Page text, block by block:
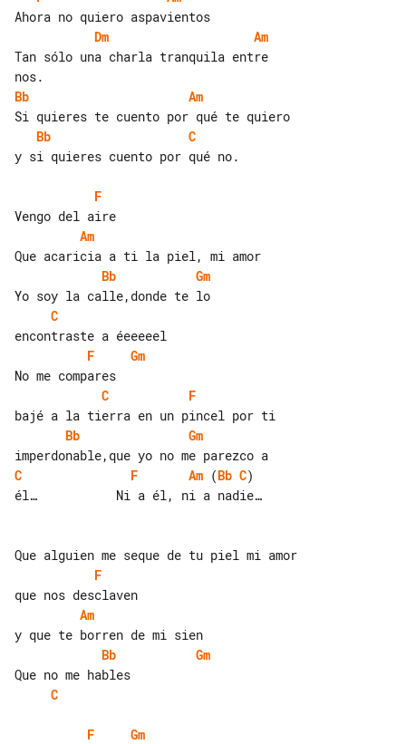
Dm
Am
Tan sólo una charla tranquila entre
Bb
Am
Bb
C
y si quieres cuento por qué no.
F
Am
Bb
Gm
C
F
Gm
C
F
Bb
Gm
C
F Am (Bb C)
él…           Ni a él, ni a nadie…
F
Am
Bb
Gm
C
F
Gm